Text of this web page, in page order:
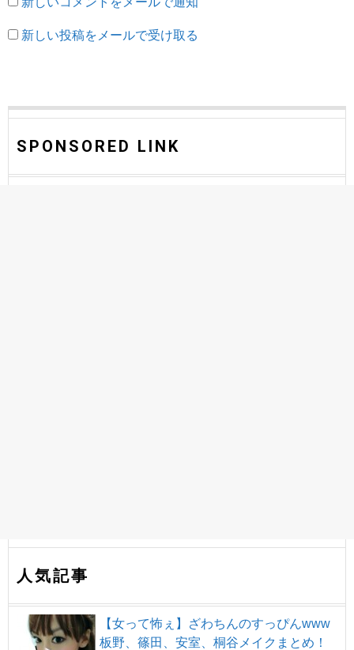
新しい投稿をメールで受け取る
SPONSORED LINK
人気記事
【女って怖ぇ】ざわちんのすっぴんwww
板野、篠田、安室、桐谷メイクまとめ！